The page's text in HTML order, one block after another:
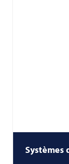
Systèmes